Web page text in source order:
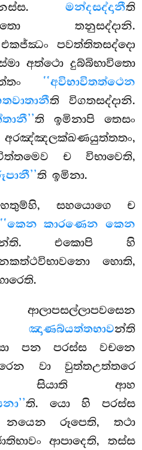
මන්දසද්දානීති
තනුසද්දානි.
පවත්තිතසද්දො
අත්ථො දුබ්බිභාවිතො
‘‘අවිභාවිතත්ථෙන
ති විගතසද්දානි.
ති ඉමිනාපි තෙසං
ච විභාවෙති,
ති ඉමිනා.
සහයොගෙ ච
‘‘කෙන කාරණෙන කෙන
එකොපි හි
හොති,
ඤාණබ්යත්තභාවන්ති
පන පරස්ස වචනෙ
වා වුත්තඋත්තරෙ
සියාති ආහ
ති. යො හි පරස්ස
නයෙන රූපෙති, තථා
ආපාදෙති, තස්ස